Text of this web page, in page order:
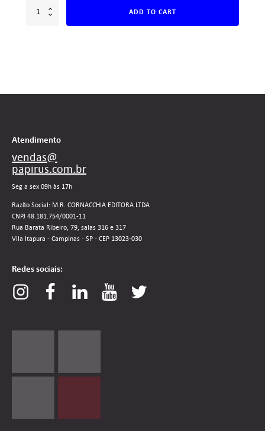
ADD TO CART
Atendimento
vendas@
papirus.com.br
Seg a sex 09h às 17h
Razão Social: M.R. CORNACCHIA EDITORA LTDA
CNPJ 48.181.754/0001-11
Rua Barata Ribeiro, 79, salas 316 e 317
Vila Itapura - Campinas - SP - CEP 13023-030
Redes sociais: